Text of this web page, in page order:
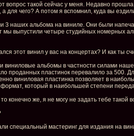
вопрос такой сейчас у меня. Недавно
а для чего? А потом я вспомнил, куда вы
3 наших альбома на виниле. Они были
мы выпустили четыре студийных номерных
этот винил у вас на концертах? И как
альбомы в частности силами
проданных пластинок перевалило за 500.
виниловая пластинка позволяет в
который в наибольшей степени
конечно же, я не могу не задать тебе
специальный мастеринг для издания на